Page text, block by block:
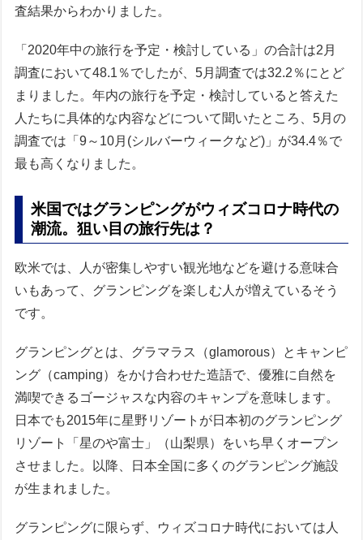
査結果からわかりました。
「2020年中の旅行を予定・検討している」の合計は2月
調査において48.1％でしたが、5月調査では32.2％にとど
まりました。年内の旅行を予定・検討していると答えた
人たちに具体的な内容などについて聞いたところ、5月の
調査では「9～10月(シルバーウィークなど)」が34.4％で
最も高くなりました。
米国ではグランピングがウィズコロナ時代の
潮流。狙い目の旅行先は？
欧米では、人が密集しやすい観光地などを避ける意味合
いもあって、グランピングを楽しむ人が増えているそう
です。
グランピングとは、グラマラス（glamorous）とキャンピ
ング（camping）をかけ合わせた造語で、優雅に自然を
満喫できるゴージャスな内容のキャンプを意味します。
日本でも2015年に星野リゾートが日本初のグランピング
リゾート「星のや富士」（山梨県）をいち早くオープン
させました。以降、日本全国に多くのグランピング施設
が生まれました。
グランピングに限らず、ウィズコロナ時代においては人